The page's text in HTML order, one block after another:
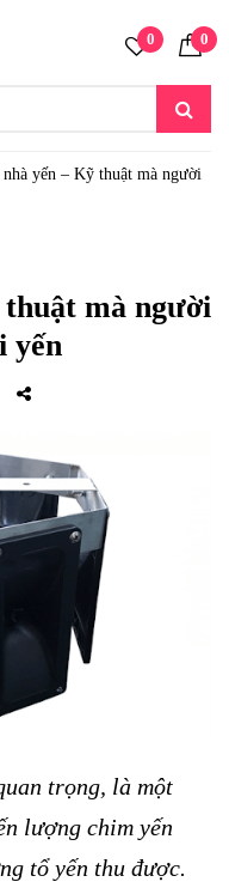
0 0
nhà yến – Kỹ thuật mà người
mà người
yến
trọng, là một
lượng chim yến
tổ yến thu được.